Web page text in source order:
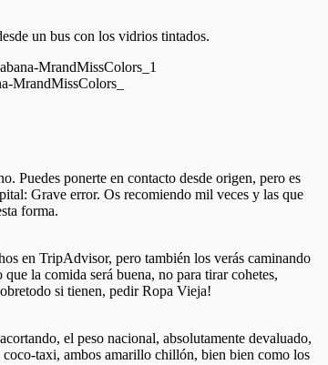
un bus con los vidrios tintados.
Puedes ponerte en contacto desde origen, pero es
Grave error. Os recomiendo mil veces y las que
forma.
en TripAdvisor, pero también los verás caminando
la comida será buena, no para tirar cohetes,
si tienen, pedir Ropa Vieja!
el peso nacional, absolutamente devaluado,
coco-taxi, ambos amarillo chillón, bien bien como los